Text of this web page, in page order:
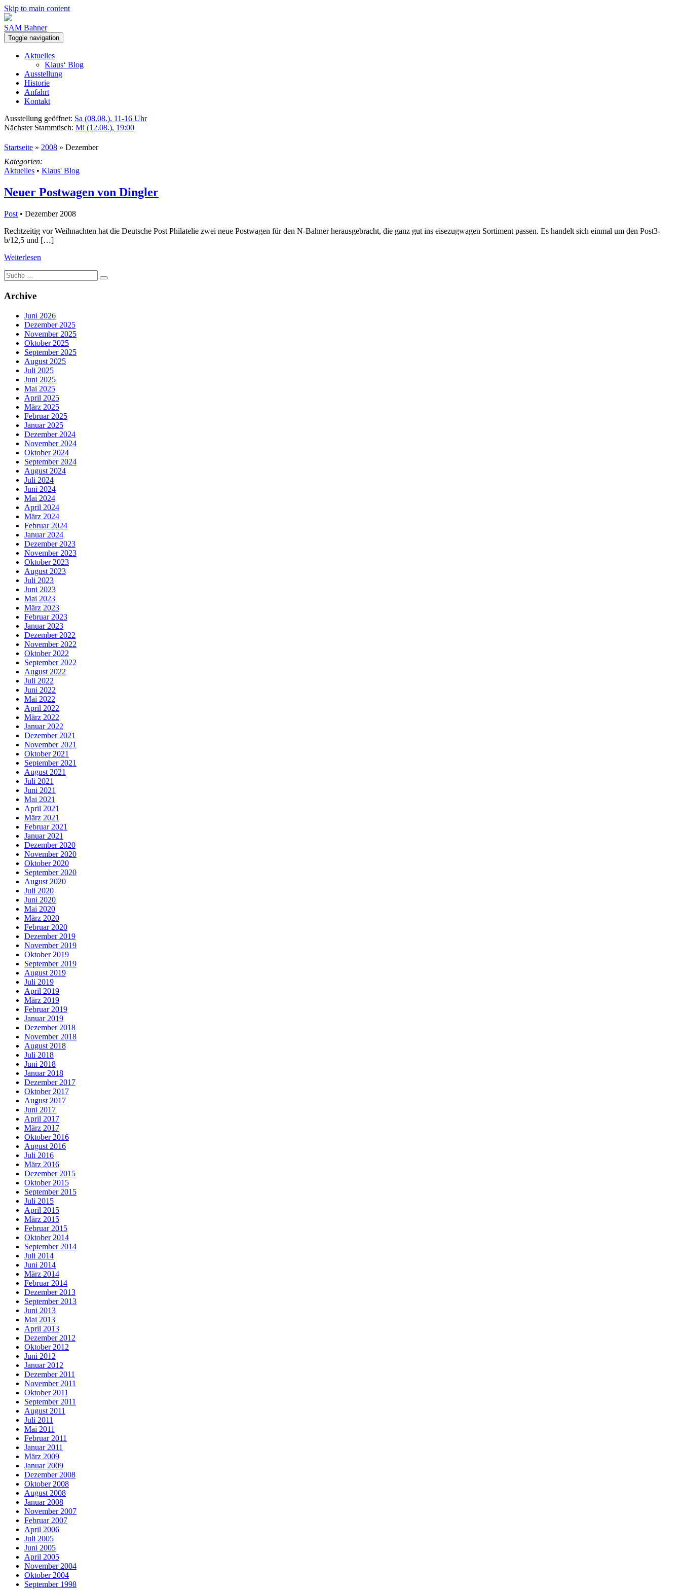
Skip to main content
SAM Bahner
Toggle navigation
Aktuelles
Klaus‘ Blog
Ausstellung
Historie
Anfahrt
Kontakt
Ausstellung geöffnet: Sa (08.08.), 11-16 Uhr
Nächster Stammtisch: Mi (12.08.), 19:00
Startseite » 2008 » Dezember
Kategorien:
Aktuelles • Klaus' Blog
Neuer Postwagen von Dingler
Post • Dezember 2008
Rechtzeitig vor Weihnachten hat die Deutsche Post Philatelie zwei neue Postwagen für den N-Bahner herausgebracht, die ganz gut ins eisezugwagen Sortiment passen. Es handelt sich einmal um den Post3-
b/12,5 und […]
Weiterlesen
Suche
nach:
Archive
Juni 2026
Dezember 2025
November 2025
Oktober 2025
September 2025
August 2025
Juli 2025
Juni 2025
Mai 2025
April 2025
März 2025
Februar 2025
Januar 2025
Dezember 2024
November 2024
Oktober 2024
September 2024
August 2024
Juli 2024
Juni 2024
Mai 2024
April 2024
März 2024
Februar 2024
Januar 2024
Dezember 2023
November 2023
Oktober 2023
August 2023
Juli 2023
Juni 2023
Mai 2023
März 2023
Februar 2023
Januar 2023
Dezember 2022
November 2022
Oktober 2022
September 2022
August 2022
Juli 2022
Juni 2022
Mai 2022
April 2022
März 2022
Januar 2022
Dezember 2021
November 2021
Oktober 2021
September 2021
August 2021
Juli 2021
Juni 2021
Mai 2021
April 2021
März 2021
Februar 2021
Januar 2021
Dezember 2020
November 2020
Oktober 2020
September 2020
August 2020
Juli 2020
Juni 2020
Mai 2020
März 2020
Februar 2020
Dezember 2019
November 2019
Oktober 2019
September 2019
August 2019
Juli 2019
April 2019
März 2019
Februar 2019
Januar 2019
Dezember 2018
November 2018
August 2018
Juli 2018
Juni 2018
Januar 2018
Dezember 2017
Oktober 2017
August 2017
Juni 2017
April 2017
März 2017
Oktober 2016
August 2016
Juli 2016
März 2016
Dezember 2015
Oktober 2015
September 2015
Juli 2015
April 2015
März 2015
Februar 2015
Oktober 2014
September 2014
Juli 2014
Juni 2014
März 2014
Februar 2014
Dezember 2013
September 2013
Juni 2013
Mai 2013
April 2013
Dezember 2012
Oktober 2012
Juni 2012
Januar 2012
Dezember 2011
November 2011
Oktober 2011
September 2011
August 2011
Juli 2011
Mai 2011
Februar 2011
Januar 2011
März 2009
Januar 2009
Dezember 2008
Oktober 2008
August 2008
Januar 2008
November 2007
Februar 2007
April 2006
Juli 2005
Juni 2005
April 2005
November 2004
Oktober 2004
September 1998